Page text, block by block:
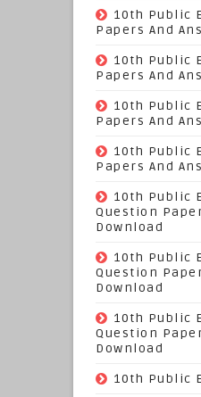
10th Public
Papers And
10th Public
Papers And
10th Public
Papers And
10th Public
Papers And
10th Public
Question
Download
10th Public
Question
Download
10th Public
Question
Download
10th Public